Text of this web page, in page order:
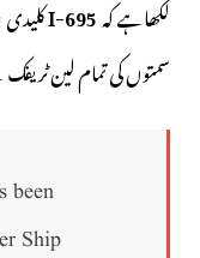
لکھاہے کہI-695
سمتوں کی تمام لین
been
Ship